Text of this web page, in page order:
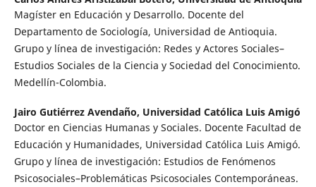
Magíster en Educación y Desarrollo. Docente del
Departamento de Sociología, Universidad de Antioquia.
Grupo y línea de investigación: Redes y Actores Sociales–
Estudios Sociales de la Ciencia y Sociedad del Conocimiento.
Medellín-Colombia.
Jairo Gutiérrez Avendaño, Universidad Católica Luis Amigó
Doctor en Ciencias Humanas y Sociales. Docente Facultad de
Educación y Humanidades, Universidad Católica Luis Amigó.
Grupo y línea de investigación: Estudios de Fenómenos
Psicosociales–Problemáticas Psicosociales Contemporáneas.